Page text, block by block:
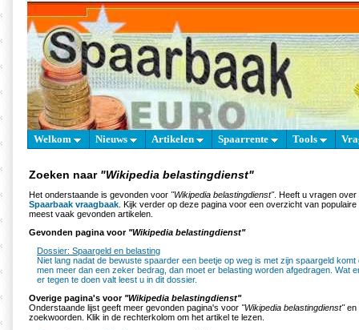
Welkom Nieuws Artikelen Spaarrente Tools
Zoeken naar "Wikipedia belastingdienst"
Het onderstaande is gevonden voor "Wikipedia belastingdienst". Heeft u vragen
Spaarbaak vraagbaak . Kijk verder op deze pagina voor een overzicht van
meest vaak gevonden artikelen.
Gevonden pagina voor "Wikipedia belastingdienst"
Dossier: Spaargeld en belasting
Niet lang nadat de bewuste spaarder een beetje op weg is met zijn spaargeld
men meer dan een zeker bedrag, dan moet er belasting worden afgedragen. Wat
er tegen te doen valt leest u in dit dossier.
Overige pagina's voor "Wikipedia belastingdienst"
Onderstaande lijst geeft meer gevonden pagina's voor "Wikipedia belastingdienst"en
zoekwoorden. Klik in de rechterkolom om het artikel te lezen.